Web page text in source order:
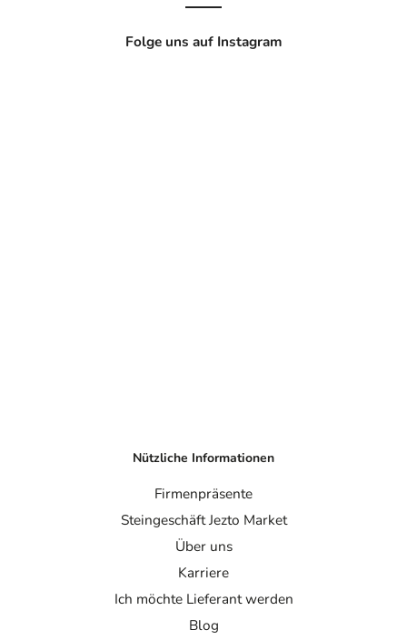
Folge uns auf Instagram
Nützliche Informationen
Firmenpräsente
Steingeschäft Jezto Market
Über uns
Karriere
Ich möchte Lieferant werden
Blog